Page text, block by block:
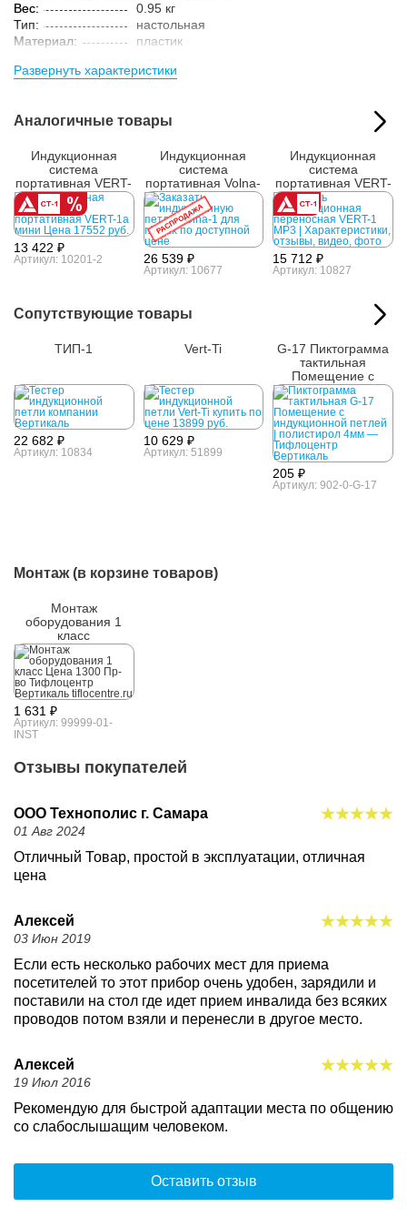
Вес:
0.95 кг
Тип:
настольная
Материал:
пластик
Размер (ВxШxГ):
95x340x245 мм
Кол-во изделий в
1 шт.
Развернуть характеристики
Аналогичные товары
Индукционная
система
портативная VERT-
1a мини
13 422 ₽
Артикул: 10201-2
РАСПРОДАЖА
Индукционная
система
портативная Volna-
1
26 539 ₽
Артикул: 10677
Индукционная
система
портативная VERT-
1 MP3
15 712 ₽
Артикул: 10827
Сопутствующие товары
ТИП-1
22 682 ₽
Артикул: 10834
Vert-Ti
10 629 ₽
Артикул: 51899
G-17 Пиктограмма
тактильная
Помещение с
индукционной
петлей
205 ₽
Артикул: 902-0-G-17
Монтаж (в корзине товаров)
Монтаж
оборудования 1
класс
1 631 ₽
Артикул: 99999-01-
INST
Отзывы покупателей
ООО Технополис г. Самара
01 Авг 2024
Отличный Товар, простой в эксплуатации, отличная
цена
Алексей
03 Июн 2019
Если есть несколько рабочих мест для приема
посетителей то этот прибор очень удобен, зарядили и
поставили на стол где идет прием инвалида без всяких
проводов потом взяли и перенесли в другое место.
Алексей
19 Июл 2016
Рекомендую для быстрой адаптации места по общению
со слабослышащим человеком.
Оставить отзыв